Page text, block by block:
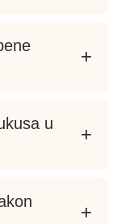
+
u
+
+